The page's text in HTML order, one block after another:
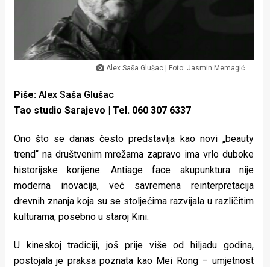
Fashion
Zdravlje
stolom
u
pokretu
Ideje
rade
Alex Saša Glušac | Foto: Jasmin Memagić
Piše: Alex Saša Glušac
Tao studio Sarajevo | Tel. 060 307 6337
Ono što se danas često predstavlja kao novi „beauty
trend“ na društvenim mrežama zapravo ima vrlo duboke
historijske korijene. Antiage face akupunktura nije
moderna inovacija, već savremena reinterpretacija
drevnih znanja koja su se stoljećima razvijala u različitim
kulturama, posebno u staroj Kini.
U kineskoj tradiciji, još prije više od hiljadu godina,
postojala je praksa poznata kao Mei Rong – umjetnost